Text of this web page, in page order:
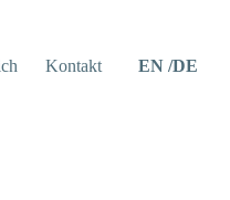
Kontakt EN DE